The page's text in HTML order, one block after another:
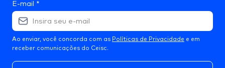
E-mail *
Ao enviar, você concorda com as Políticas de Privacidade e em
receber comunicações do Ceisc.